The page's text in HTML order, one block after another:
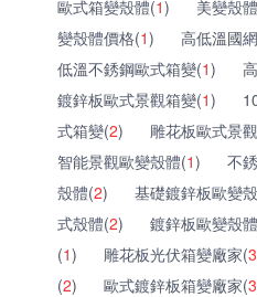
歐式箱變殼體(1) 美變殼
變殼體價格(1) 高低溫國
低溫不銹鋼歐式箱變(1)
鍍鋅板歐式景觀箱變(1)
式箱變(2) 雕花板歐式景
智能景觀歐變殼體(1) 不
殼體(2) 基礎鍍鋅板歐變
式殼體(2) 鍍鋅板歐變殼
(1) 雕花板光伏箱變廠家(3
(2) 歐式鍍鋅板箱變廠家(3